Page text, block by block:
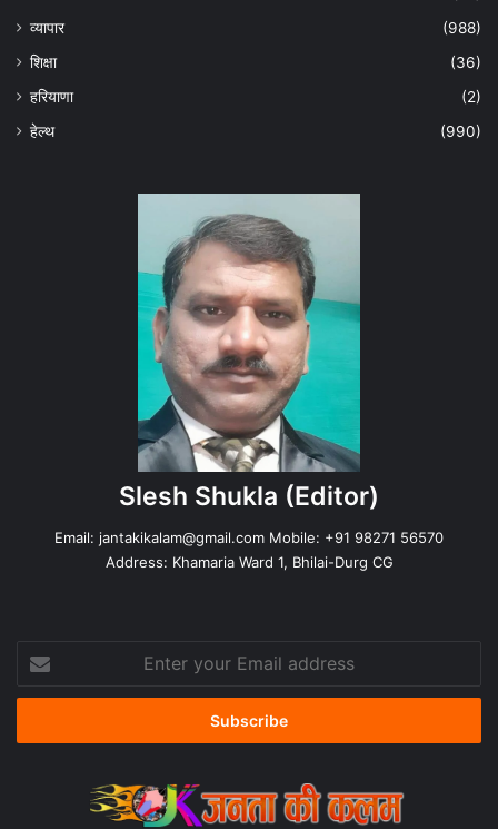
व्यापार
(988)
शिक्षा
(36)
हरियाणा
(2)
हेल्‍थ
(990)
Slesh Shukla (Editor)
Email: jantakikalam@gmail.com Mobile: +91 98271 56570
Address: Khamaria Ward 1, Bhilai-Durg CG
your
Email